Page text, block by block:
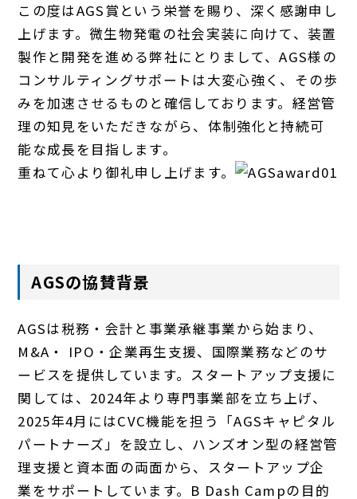
この度はAGS賞という栄誉を賜り、深く感謝申し
上げます。微生物発電の社会実装に向けて、装置
製作と開発を進める弊社にとりまして、AGS様の
コンサルティングサポートは大変心強く、その歩
みを加速させるものと確信しております。経営管
理の知見をいただきながら、体制強化と持続可
能な成長を目指します。
重ねて心より御礼申し上げます。
AGSの協賛背景
AGSは税務・会計と事業承継事業から始まり、
M&A・ IPO・企業再生支援、国際業務などのサ
ービスを提供しています。スタートアップ支援に
関しては、2024年より専門事業部を立ち上げ、
2025年4月にはCVC機能を担う「AGSキャピタル
パートナーズ」を設立し、ハンズオン型の経営管
理支援と資本面の両面から、スタートアップ企
業をサポートしています。B Dash Campの目的